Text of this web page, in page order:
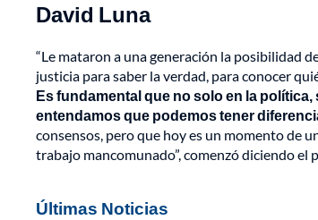
David Luna
“Le mataron a una generación la posibilidad
justicia para saber la verdad, para conocer
Es fundamental que no solo en la
entendamos que podemos tener
consensos, pero que hoy es un momento de
trabajo mancomunado”, comenzó diciendo el
Últimas Noticias